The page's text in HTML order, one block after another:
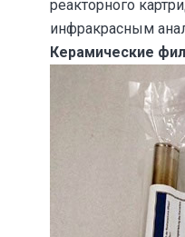
реакторного
инфракрасным
Керамические